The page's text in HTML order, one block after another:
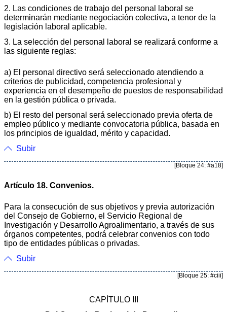
2. Las condiciones de trabajo del personal laboral se
determinarán mediante negociación colectiva, a tenor de la
legislación laboral aplicable.
3. La selección del personal laboral se realizará conforme a
las siguiente reglas:
a) El personal directivo será seleccionado atendiendo a
criterios de publicidad, competencia profesional y
experiencia en el desempeño de puestos de responsabilidad
en la gestión pública o privada.
b) El resto del personal será seleccionado previa oferta de
empleo público y mediante convocatoria pública, basada en
los principios de igualdad, mérito y capacidad.
Subir
[Bloque 24: #a18]
Artículo 18. Convenios.
Para la consecución de sus objetivos y previa autorización
del Consejo de Gobierno, el Servicio Regional de
Investigación y Desarrollo Agroalimentario, a través de sus
órganos competentes, podrá celebrar convenios con todo
tipo de entidades públicas o privadas.
Subir
[Bloque 25: #ciii]
CAPÍTULO III